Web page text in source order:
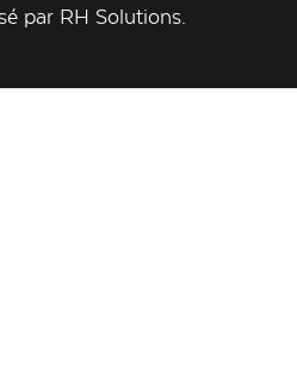
par RH Solutions.